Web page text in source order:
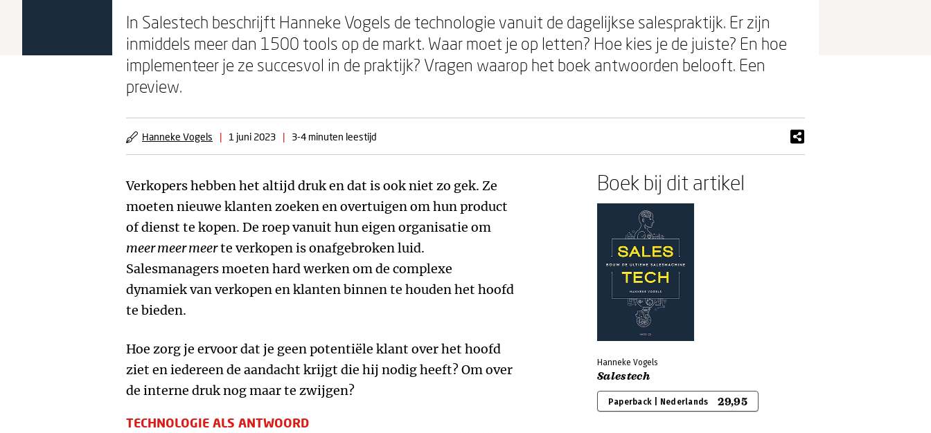
In Salestech beschrijft Hanneke Vogels de technologie vanuit de dagelijkse salespraktijk. Er zijn
inmiddels meer dan 1500 tools op de markt. Waar moet je op letten? Hoe kies je de juiste? En hoe
implementeer je ze succesvol in de praktijk? Vragen waarop het boek antwoorden belooft. Een
preview.
Hanneke Vogels | 1 juni 2023 | 3-4 minuten leestijd
Verkopers hebben het altijd druk en dat is ook niet zo gek. Ze
moeten nieuwe klanten zoeken en overtuigen om hun product
of dienst te kopen. De roep vanuit hun eigen organisatie om
meer meer meerte verkopen is onafgebroken luid.
Salesmanagers moeten hard werken om de complexe
dynamiek van verkopen en klanten binnen te houden het hoofd
te bieden.
Hoe zorg je ervoor dat je geen potentiële klant over het hoofd
ziet en iedereen de aandacht krijgt die hij nodig heeft? Om over
de interne druk nog maar te zwijgen?
TECHNOLOGIE ALS ANTWOORD
Boek bij dit artikel
Hanneke Vogels
Salestech
Paperback | Nederlands 29,95